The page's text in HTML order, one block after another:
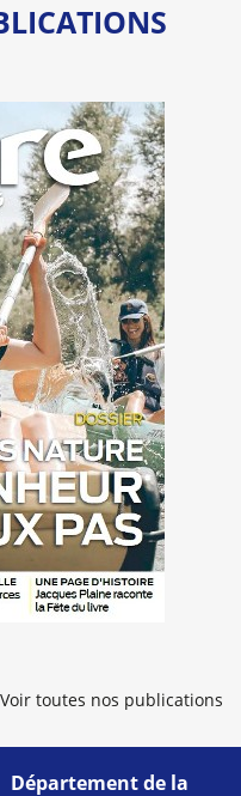
Voir toutes nos publications
Département de la